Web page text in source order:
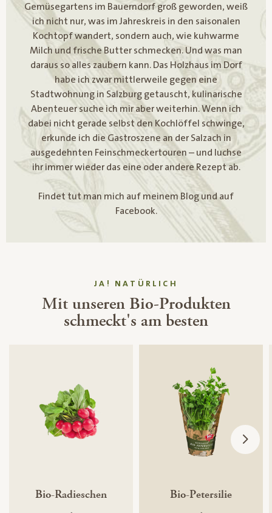
Gemüsegartens im Bauerndorf groß geworden, weiß
ich nicht nur, was im Jahreskreis in den saisonalen
Kochtopf wandert, sondern auch, wie kuhwarme
Milch und frische Butter schmecken. Und was man
daraus so alles zaubern kann. Das Holzhaus im Dorf
habe ich zwar mittlerweile gegen eine
Stadtwohnung in Salzburg getauscht, kulinarische
Abenteuer suche ich mir aber weiterhin. Wenn ich
dabei nicht gerade selbst den Kochlöffel schwinge,
erkunde ich die Gastroszene an der Salzach in
ausgedehnten Feinschmeckertouren – und luchse
ihr immer wieder das eine oder andere Rezept ab.
Findet tut man mich auf meinem Blog und auf
Facebook.
JA! NATÜRLICH
Mit unseren Bio-Produkten
schmeckt's am besten
Bio-Radieschen Bio-Petersilie